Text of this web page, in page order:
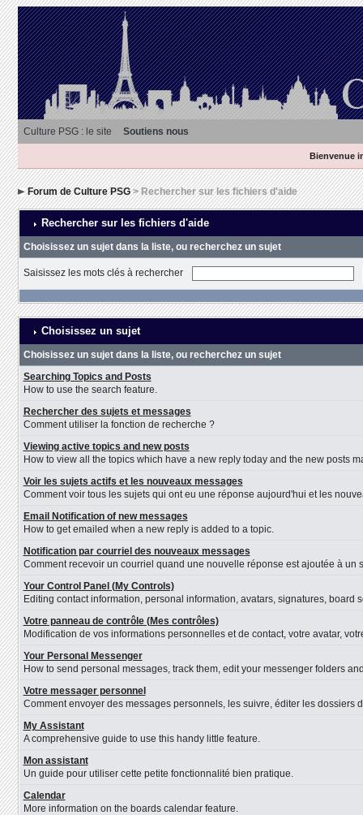
Culture PSG : le site Soutiens nous
Bienvenue
Forum de Culture PSG> Rechercher sur les fichiers d'aide
Rechercher sur les fichiers d'aide
Choisissez un sujet dans la liste, ou recherchez un sujet
Saisissez les mots clés à rechercher
Choisissez un sujet
Choisissez un sujet dans la liste, ou recherchez un sujet
Searching Topics and Posts
How to use the search feature.
Rechercher des sujets et messages
Comment utiliser la fonction de recherche ?
Viewing active topics and new posts
How to view all the topics which have a new reply today and the new posts
Voir les sujets actifs et les nouveaux messages
Comment voir tous les sujets qui ont eu une réponse aujourd'hui et les
Email Notification of new messages
How to get emailed when a new reply is added to a topic.
Notification par courriel des nouveaux messages
Comment recevoir un courriel quand une nouvelle réponse est ajoutée à un
Your Control Panel (My Controls)
Editing contact information, personal information, avatars, signatures, board
Votre panneau de contrôle (Mes contrôles)
Modification de vos informations personnelles et de contact, votre avatar,
Your Personal Messenger
How to send personal messages, track them, edit your messenger folders
Votre messager personnel
Comment envoyer des messages personnels, les suivre, éditer les dossiers
My Assistant
A comprehensive guide to use this handy little feature.
Mon assistant
Un guide pour utiliser cette petite fonctionnalité bien pratique.
Calendar
More information on the boards calendar feature.